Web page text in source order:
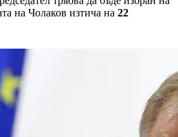
на Чолаков изтича на 22